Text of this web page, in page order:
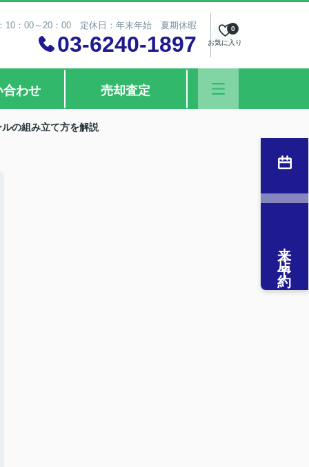
10：00～20：00 定休日：年末年始 夏期休暇
03-6240-1897 お気に入り
0
合わせ 売却査定
の組み立て方を解説
来店予約